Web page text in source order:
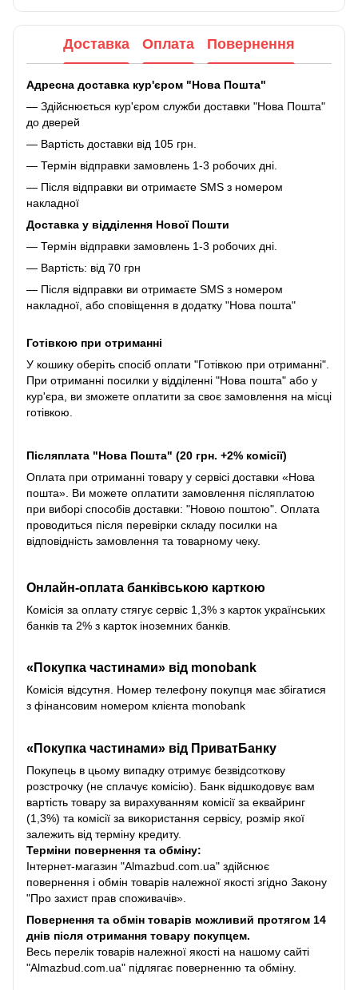
Доставка Оплата Повернення
Адресна доставка кур'єром "Нова Пошта"
— Здійснюється кур'єром служби доставки "Нова Пошта"
до дверей
— Вартість доставки від 105 грн.
— Термін відправки замовлень 1-3 робочих дні.
— Після відправки ви отримаєте SMS з номером
накладної
Доставка у відділення Нової Пошти
— Термін відправки замовлень 1-3 робочих дні.
— Вартість: від 70 грн
— Після відправки ви отримаєте SMS з номером
накладної, або сповіщення в додатку "Нова пошта"
Готівкою при отриманні
У кошику оберіть спосіб оплати "Готівкою при отриманні".
При отриманні посилки у відділенні "Нова пошта" або у
кур'єра, ви зможете оплатити за своє замовлення на місці
готівкою.
Післяплата "Нова Пошта" (20 грн. +2% комісії)
Оплата при отриманні товару у сервісі доставки «Нова
пошта». Ви можете оплатити замовлення післяплатою
при виборі способів доставки: "Новою поштою". Оплата
проводиться після перевірки складу посилки на
відповідність замовлення та товарному чеку.
Онлайн-оплата банківською карткою
Комісія за оплату стягує сервіс 1,3% з карток українських
банків та 2% з карток іноземних банків.
«Покупка частинами» від monobank
Комісія відсутня. Номер телефону покупця має збігатися
з фінансовим номером клієнта monobank
«Покупка частинами» від ПриватБанку
Покупець в цьому випадку отримує безвідсоткову
розстрочку (не сплачує комісію). Банк відшкодовує вам
вартість товару за вирахуванням комісії за еквайринг
(1,3%) та комісії за використання сервісу, розмір якої
залежить від терміну кредиту.
Терміни повернення та обміну:
Інтернет-магазин "Almazbud.com.ua" здійснює
повернення і обмін товарів належної якості згідно Закону
"Про захист прав споживачів».
Повернення та обмін товарів можливий протягом 14
днів після отримання товару покупцем.
Весь перелік товарів належної якості на нашому сайті
"Almazbud.com.ua" підлягає поверненню та обміну.